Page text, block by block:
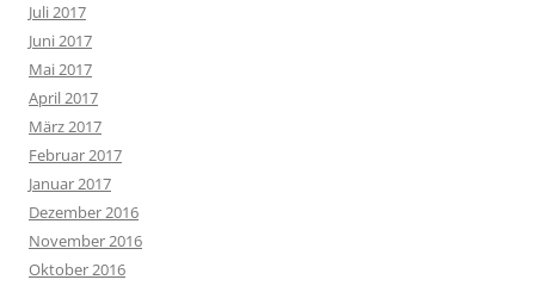
Juli 2017
Juni 2017
Mai 2017
April 2017
März 2017
Februar 2017
Januar 2017
Dezember 2016
November 2016
Oktober 2016